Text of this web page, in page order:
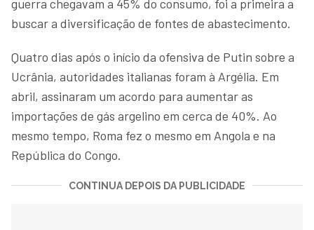
guerra chegavam a 45% do consumo, foi a primeira a
buscar a diversificação de fontes de abastecimento.
Quatro dias após o início da ofensiva de Putin sobre a
Ucrânia, autoridades italianas foram à Argélia. Em
abril, assinaram um acordo para aumentar as
importações de gás argelino em cerca de 40%. Ao
mesmo tempo, Roma fez o mesmo em Angola e na
República do Congo.
CONTINUA DEPOIS DA PUBLICIDADE